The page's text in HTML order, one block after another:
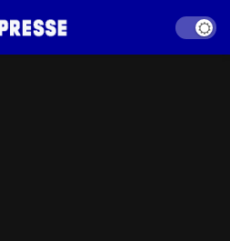
Dark